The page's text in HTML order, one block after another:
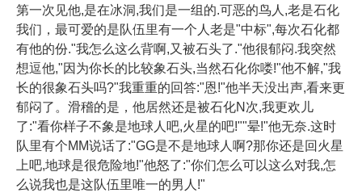
第一次见他,是在冰洞,我们是一组的.可恶的鸟人,老是石化
我们，最可爱的是队伍里有一个人老是"中标",每次石化都
有他的份."我怎么这么背啊,又被石头了."他很郁闷.我突然
想逗他,"因为你长的比较象石头,当然石化你喽!"他不解,"我
长的很象石头吗?"我重重的回答:"恩!"他半天没出声,看来更
郁闷了。滑稽的是，他居然还是被石化N次,我更欢儿
了:"看你样子不象是地球人吧,火星的吧!""晕!"他无奈.这时
队里有个MM说话了:"GG是不是地球人啊?那你还是回火星
上吧,地球是很危险地!"他怒了:"你们怎么可以这么对我,怎
么说我也是这队伍里唯一的男人!"